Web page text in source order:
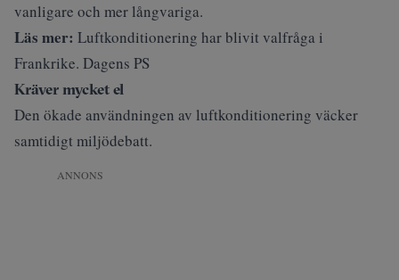
vanligare och mer långvariga.
Läs mer: Luftkonditionering har blivit valfråga i
Frankrike. Dagens PS
Kräver mycket el
Den ökade användningen av luftkonditionering väcker
samtidigt miljödebatt.
ANNONS